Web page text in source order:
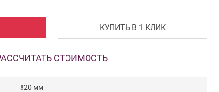
СТОИМОСТЬ
КУПИТЬ В 1 КЛИК
820 мм